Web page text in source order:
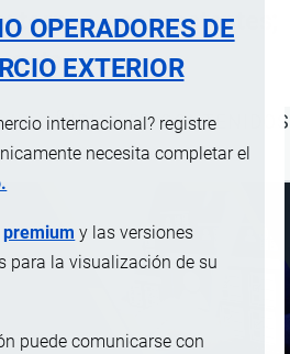
OPERADORES DE
EXTERIOR
internacional? registre
necesita completar el
premium y las versiones
para la visualización de su
puede comunicarse con
tornos y cabrestantes;
gatos
ÍNDICE DE CONTENIDOS